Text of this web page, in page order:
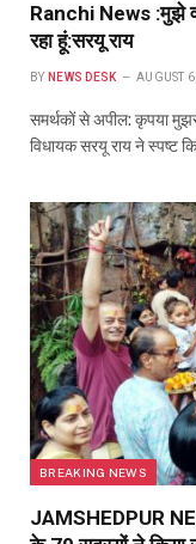
Ranchi News :मुझे
रहा हूं:सरयू राय
BY NEWS DESK AUGUST
समर्थकों से अपील: कृपया
विधायक सरयू राय ने स्पष्ट
BREAKING NEWS
JAMSHEDPUR